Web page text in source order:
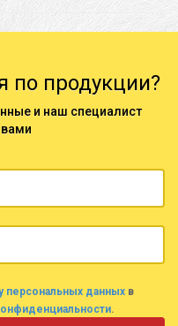
по продукции?
и наш специалист
персональных данных в
.